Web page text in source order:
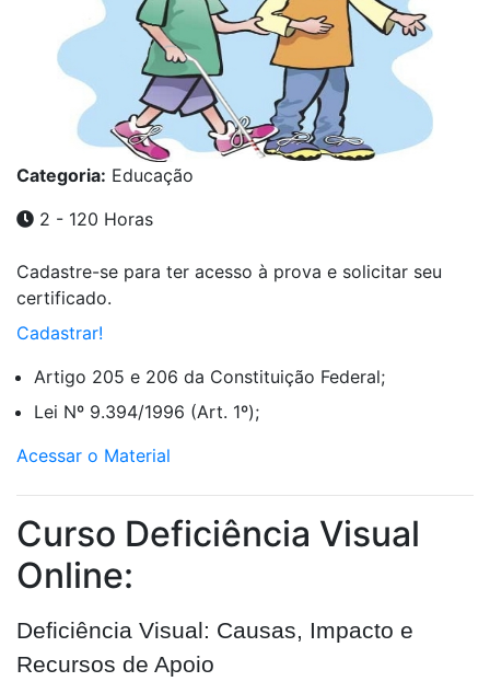
Categoria: Educação
2 - 120 Horas
Cadastre-se para ter acesso à prova e solicitar seu
certificado.
Cadastrar!
Artigo 205 e 206 da Constituição Federal;
Lei Nº 9.394/1996 (Art. 1º);
Acessar o Material
Curso Deficiência Visual
Online:
Deficiência Visual: Causas, Impacto e
Recursos de Apoio